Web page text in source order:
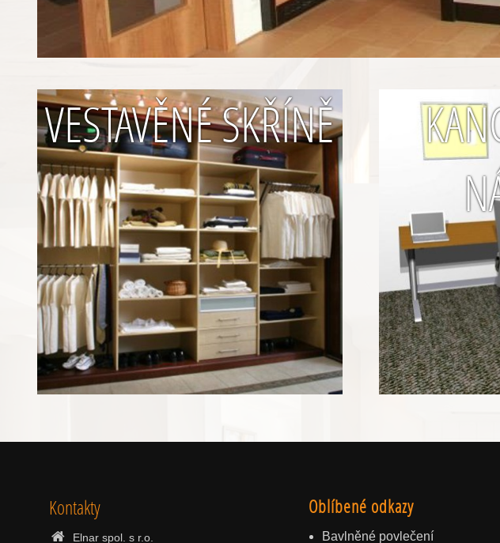
VESTAVĚNÉ SKŘÍNĚ
Kontakty
Elnar spol. s r.o.
Oblíbené odkazy
Bavlněné povlečení